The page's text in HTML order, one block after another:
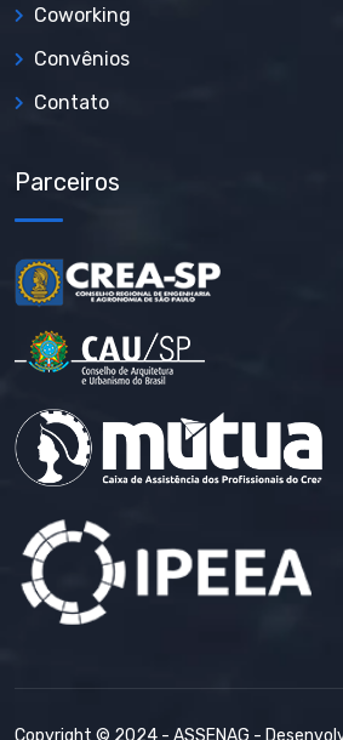
Coworking
Convênios
Contato
Parceiros
Copyright © 2024 - ASSENAG -